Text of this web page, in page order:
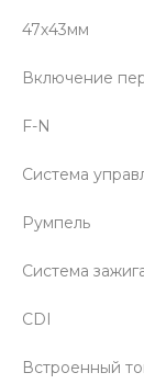
47х43мм
Включение
F-N
Система
Румпель
Система
CDI
Встроенный